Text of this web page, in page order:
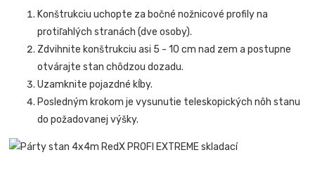
Konštrukciu uchopte za bočné nožnicové profily na
protiľahlých stranách (dve osoby).
Zdvihnite konštrukciu asi 5 - 10 cm nad zem a postupne
otvárajte stan chôdzou dozadu.
Uzamknite pojazdné kĺby.
Posledným krokom je vysunutie teleskopických nôh stanu
do požadovanej výšky.